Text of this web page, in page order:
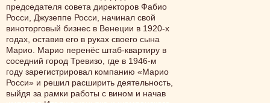
председателя совета директоров Фабио
Росси, Джузеппе Росси, начинал свой
виноторговый бизнес в Венеции в 1920-х
годах, оставив его в руках своего сына
Марио. Марио перенёс штаб-квартиру в
соседний город Тревизо, где в 1946-м
году зарегистрировал компанию «Марио
Росси» и решил расширить деятельность,
выйдя за рамки работы с вином и начав